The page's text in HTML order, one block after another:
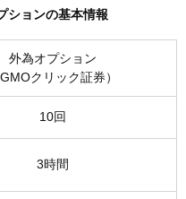
ションの基本情報
外為オプション
GMOクリック証券）
10回
3時間